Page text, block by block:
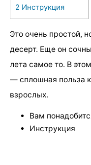
2 Инструкция
Это очень простой,
десерт. Еще он
лета самое то. В
— сплошная польза
взрослых.
Вам
Инструкция